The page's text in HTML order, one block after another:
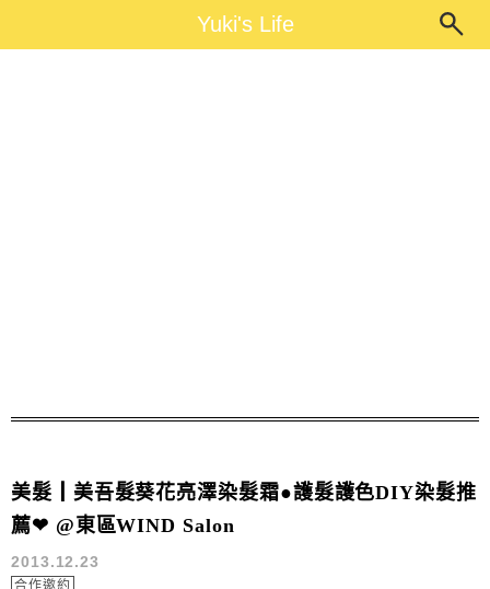
Yuki's LifeYuki's Life
美髮┃美吾髮葵花亮澤染髮霜●護髮護色DIY染髮推
薦❤ @東區WIND Salon
2013.12.23
合作邀約